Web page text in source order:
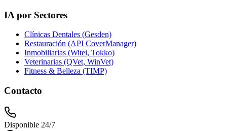
IA por Sectores
Clínicas Dentales (Gesden)
Restauración (API CoverManager)
Inmobiliarias (Witei, Tokko)
Veterinarias (QVet, WinVet)
Fitness & Belleza (TIMP)
Contacto
Disponible 24/7